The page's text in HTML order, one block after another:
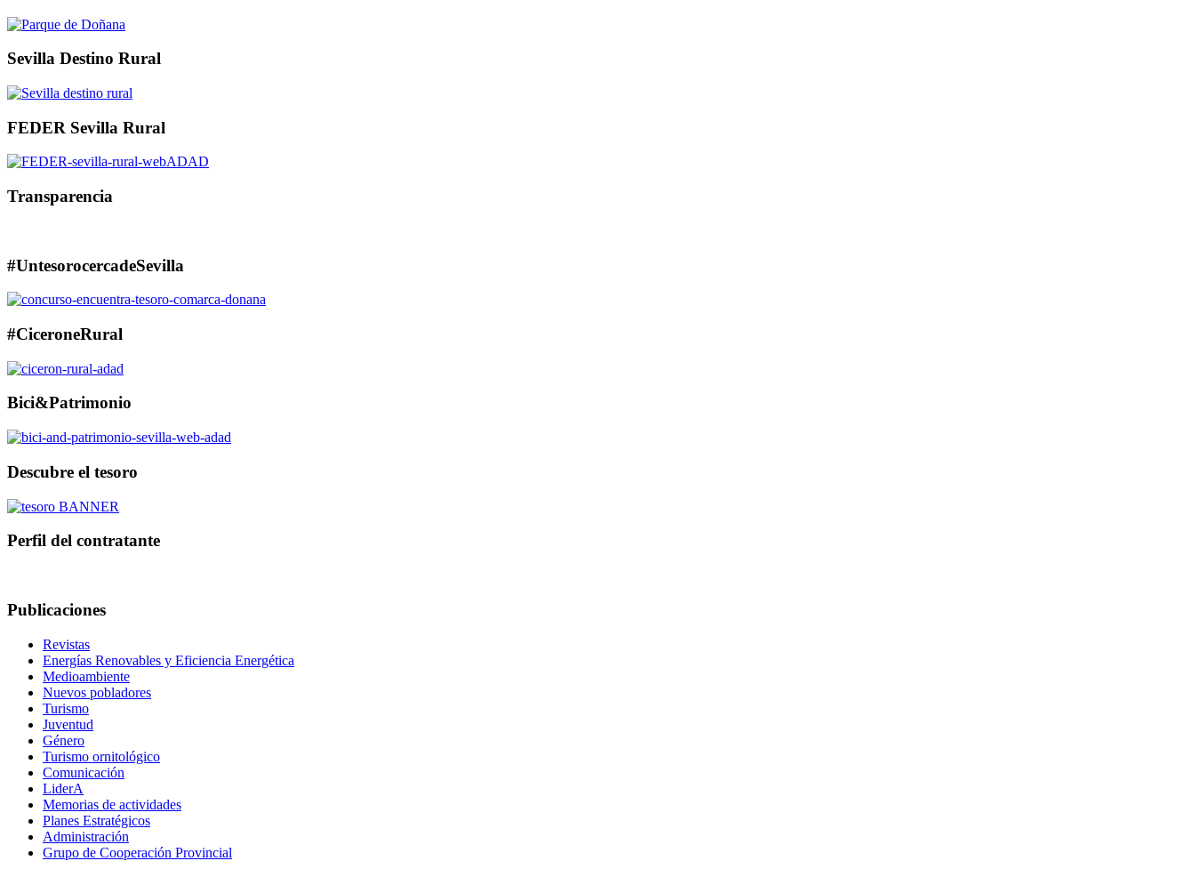
Sevilla Destino Rural
FEDER Sevilla Rural
Transparencia
#UntesorocercadeSevilla
#CiceroneRural
Bici&Patrimonio
Descubre el tesoro
Perfil del contratante
Publicaciones
Revistas
Energías Renovables y Eficiencia Energética
Medioambiente
Nuevos pobladores
Turismo
Juventud
Género
Turismo ornitológico
Comunicación
LiderA
Memorias de actividades
Planes Estratégicos
Administración
Grupo de Cooperación Provincial